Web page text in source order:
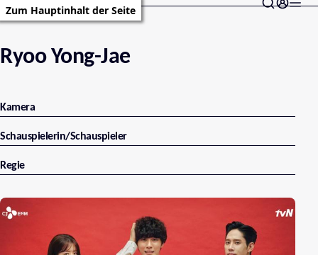
Zum Hauptinhalt der Seite
Ryoo Yong-Jae
Kamera
Schauspielerin/Schauspieler
Regie